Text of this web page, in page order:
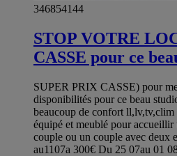
346854144
STOP VOTRE
CASSE pour ce
SUPER PRIX CASSE) pour
disponibilités pour ce beau
beaucoup de confort
équipé et meublé pour accueillir
couple ou un couple avec deux
au1107a 300€ Du 25 07au 01